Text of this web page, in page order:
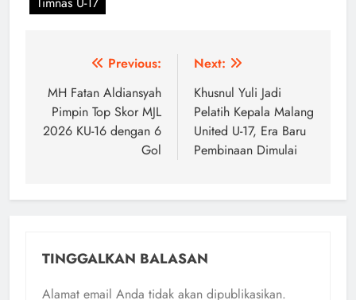
Navigasi
pos
Previous:
MH Fatan Aldiansyah
Pimpin Top Skor MJL
2026 KU-16 dengan 6
Gol
Next:
Khusnul Yuli Jadi
Pelatih Kepala Malang
United U-17, Era Baru
Pembinaan Dimulai
TINGGALKAN BALASAN
Alamat email Anda tidak akan dipublikasikan.